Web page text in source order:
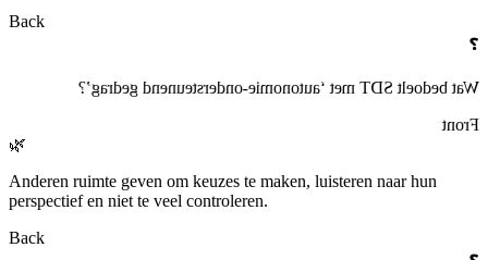
Back
❓
Wat bedoelt SDT met ‘autonomie-ondersteunend gedrag’?
Front
🌿
Anderen ruimte geven om keuzes te maken, luisteren naar hun
perspectief en niet te veel controleren.
Back